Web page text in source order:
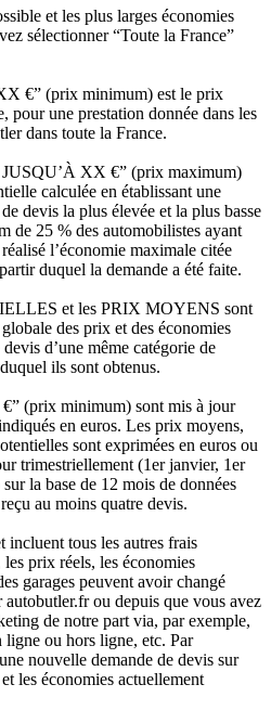
et les plus larges économies
sélectionner “Toute la France”
€” (prix minimum) est le prix
pour une prestation donnée dans les
dans toute la France.
XX €” (prix maximum)
calculée en établissant une
devis la plus élevée et la plus basse
de 25 % des automobilistes ayant
l’économie maximale citée
duquel la demande a été faite.
et les PRIX MOYENS sont
des prix et des économies
d’une même catégorie de
ils sont obtenus.
(prix minimum) sont mis à jour
en euros. Les prix moyens,
sont exprimées en euros ou
trimestriellement (1er janvier, 1er
la base de 12 mois de données
au moins quatre devis.
tous les autres frais
prix réels, les économies
garages peuvent avoir changé
ou depuis que vous avez
de notre part via, par exemple,
ligne ou hors ligne, etc. Par
nouvelle demande de devis sur
les économies actuellement